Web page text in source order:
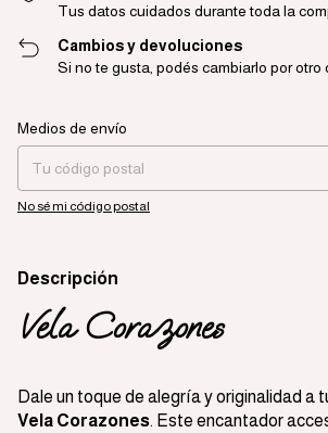
Tus datos cuidados durante toda la
Cambios y devoluciones
Si no te gusta, podés cambiarlo por otro
Entregas para el CP:
Medios de envío
No sé mi código postal
Descripción
Vela Corazones
Dale un toque de alegría y originalidad a
Vela Corazones. Este encantador